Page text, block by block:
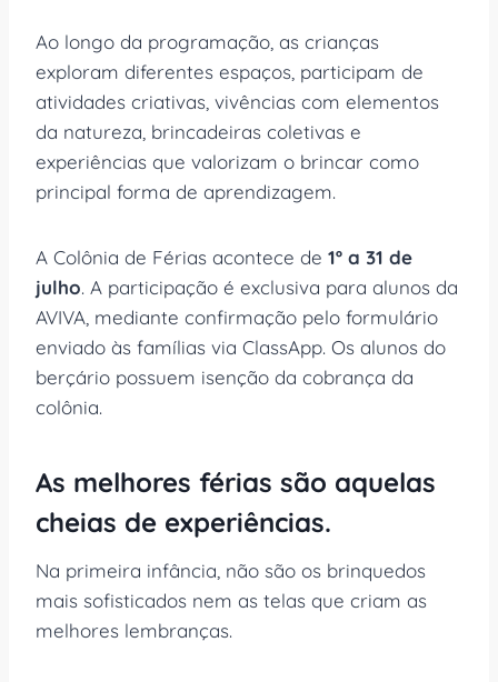
Ao longo da programação, as crianças
exploram diferentes espaços, participam de
atividades criativas, vivências com elementos
da natureza, brincadeiras coletivas e
experiências que valorizam o brincar como
principal forma de aprendizagem.
A Colônia de Férias acontece de 1º a 31 de
julho. A participação é exclusiva para alunos da
AVIVA, mediante confirmação pelo formulário
enviado às famílias via ClassApp. Os alunos do
berçário possuem isenção da cobrança da
colônia.
As melhores férias são aquelas
cheias de experiências.
Na primeira infância, não são os brinquedos
mais sofisticados nem as telas que criam as
melhores lembranças.